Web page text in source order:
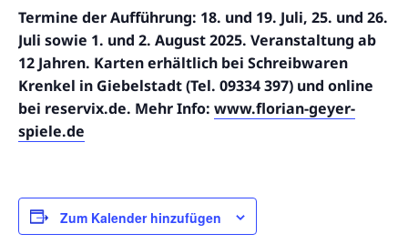
Termine der Aufführung: 18. und 19. Juli, 25. und 26.
Juli sowie 1. und 2. August 2025. Veranstaltung ab
12 Jahren. Karten erhältlich bei Schreibwaren
Krenkel in Giebelstadt (Tel. 09334 397) und online
bei reservix.de. Mehr Info: www.florian-geyer-
spiele.de
Zum Kalender hinzufügen